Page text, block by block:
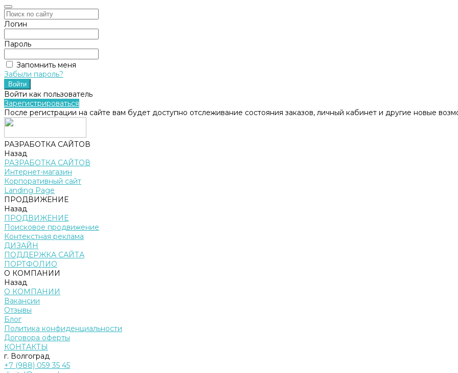
Логин
Пароль
Запомнить меня
Забыли пароль?
Войти как пользователь
Зарегистрироваться
После регистрации на сайте вам будет доступно отслеживание состояния заказов, личный кабинет и другие новые
РАЗРАБОТКА САЙТОВ
Назад
РАЗРАБОТКА САЙТОВ
Интернет-магазин
Корпоративный сайт
Landing Page
ПРОДВИЖЕНИЕ
Назад
ПРОДВИЖЕНИЕ
Поисковое продвижение
Контекстная реклама
ДИЗАЙН
ПОДДЕРЖКА САЙТА
ПОРТФОЛИО
О КОМПАНИИ
Назад
О КОМПАНИИ
Вакансии
Отзывы
Блог
Политика конфиденциальности
Договора оферты
КОНТАКТЫ
г. Волгоград
+7 (988) 059 35 45